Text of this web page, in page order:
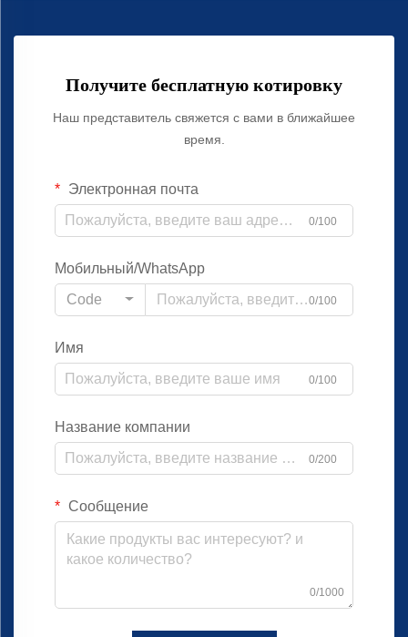
Получите бесплатную котировку
Наш представитель свяжется с вами в ближайшее
время.
Электронная почта
0/100
Мобильный/WhatsApp
Code
0/100
Имя
0/100
Название компании
0/200
Сообщение
0/1000